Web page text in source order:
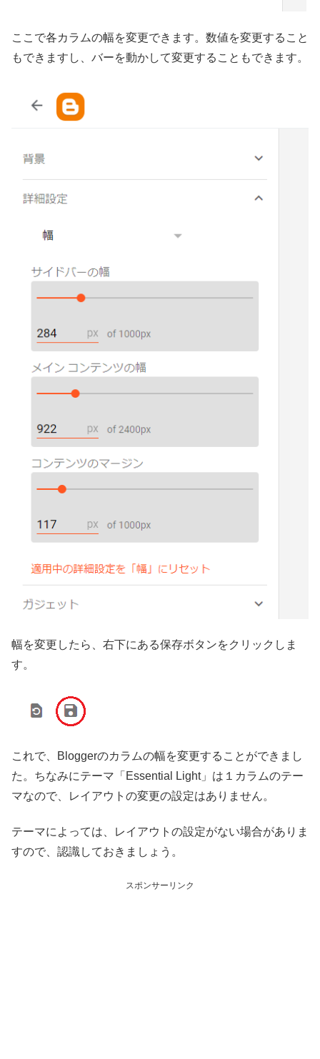
ここで各カラムの幅を変更できます。数値を変更すること
もできますし、バーを動かして変更することもできます。
幅を変更したら、右下にある保存ボタンをクリックしま
す。
これで、Bloggerのカラムの幅を変更することができまし
た。ちなみにテーマ「Essential Light」は１カラムのテー
マなので、レイアウトの変更の設定はありません。
テーマによっては、レイアウトの設定がない場合がありま
すので、認識しておきましょう。
スポンサーリンク